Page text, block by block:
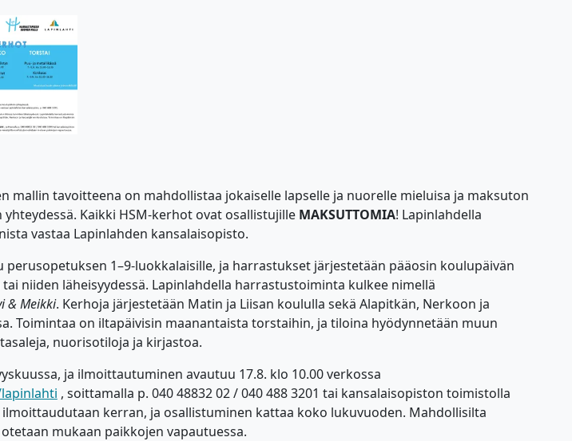
mallin tavoitteena on mahdollistaa jokaiselle lapselle ja nuorelle mieluisa ja maksuton
Kaikki HSM-kerhot ovat osallistujille MAKSUTTOMIA! Lapinlahdella
vastaa Lapinlahden kansalaisopisto.
1–9-luokkalaisille, ja harrastukset järjestetään pääosin koulupäivän
niiden läheisyydessä. Lapinlahdella harrastustoiminta kulkee nimellä
& Meikki. Kerhoja järjestetään Matin ja Liisan koululla sekä Alapitkän, Nerkoon ja
Toimintaa on iltapäivisin maanantaista torstaihin, ja tiloina hyödynnetään muun
nuorisotiloja ja kirjastoa.
ja ilmoittautuminen avautuu 17.8. klo 10.00 verkossa
, soittamalla p. 040 48832 02 / 040 488 3201 tai kansalaisopiston toimistolla
ilmoittaudutaan kerran, ja osallistuminen kattaa koko lukuvuoden. Mahdollisilta
mukaan paikkojen vapautuessa.